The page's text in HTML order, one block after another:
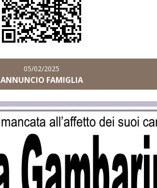
05/02/2025
ANNUNCIO FAMIGLIA